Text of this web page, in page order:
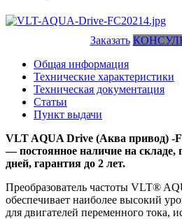
Заказать
Общая информация
Технические характеристики
Техническая документация
Статьи
Пункт выдачи
VLT AQUA Drive (Аква привод) -
— постоянное наличие на складе,
дней, гарантия до 2 лет.
Преобразователь частоты VLT®
обеспечивает наиболее высокий
для двигателей переменного тока,